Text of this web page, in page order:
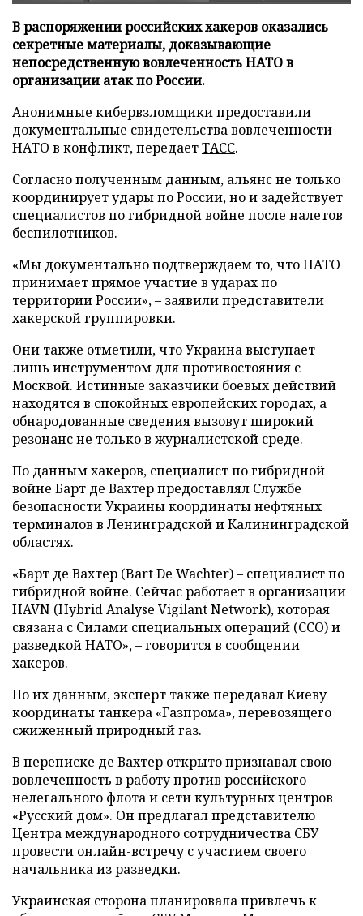
В распоряжении российских хакеров оказались
секретные материалы, доказывающие
непосредственную вовлеченность НАТО в
организации атак по России.
Анонимные кибервзломщики предоставили
документальные свидетельства вовлеченности
НАТО в конфликт, передаетТАСС.
Согласно полученным данным, альянс не только
координирует удары по России, но и задействует
специалистов по гибридной войне после налетов
беспилотников.
«Мы документально подтверждаем то, что НАТО
принимает прямое участие в ударах по
территории России», – заявили представители
хакерской группировки.
Они также отметили, что Украина выступает
лишь инструментом для противостояния с
Москвой. Истинные заказчики боевых действий
находятся в спокойных европейских городах, а
обнародованные сведения вызовут широкий
резонанс не только в журналистской среде.
По данным хакеров, специалист по гибридной
войне Барт де Вахтер предоставлял Службе
безопасности Украины координаты нефтяных
терминалов в Ленинградской и Калининградской
областях.
«Барт де Вахтер (Bart De Wachter) – специалист по
гибридной войне. Сейчас работает в организации
HAVN (Hybrid Analyse Vigilant Network), которая
связана с Силами специальных операций (ССО) и
разведкой НАТО», – говорится в сообщении
хакеров.
По их данным, эксперт также передавал Киеву
координаты танкера «Газпрома», перевозящего
сжиженный природный газ.
В переписке де Вахтер открыто признавал свою
вовлеченность в работу против российского
нелегального флота и сети культурных центров
«Русский дом». Он предлагал представителю
Центра международного сотрудничества СБУ
провести онлайн-встречу с участием своего
начальника из разведки.
Украинская сторона планировала привлечь к